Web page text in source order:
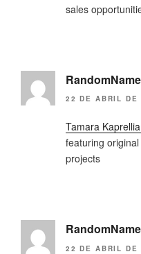
sales
22 DE ABRIL
Tamara
featuring
projects
22 DE ABRIL